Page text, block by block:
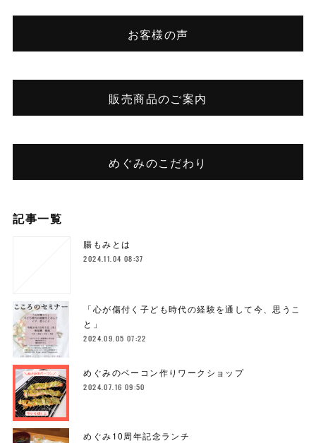
お客様の声
販売商品のご案内
めぐみのこだわり
記事一覧
腸もみとは
2024.11.04 08:37
「心が傷付く子ども時代の経験を通して今、思うこ
と」
2024.09.05 07:22
めぐみのベーコン作りワークショップ
2024.07.16 09:50
めぐみ10周年記念ランチ